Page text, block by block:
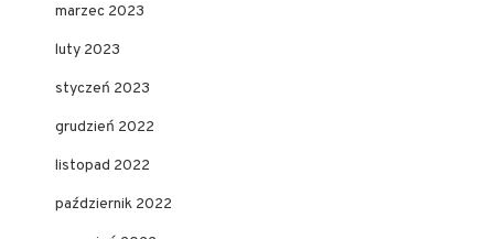
marzec 2023
luty 2023
styczeń 2023
grudzień 2022
listopad 2022
październik 2022